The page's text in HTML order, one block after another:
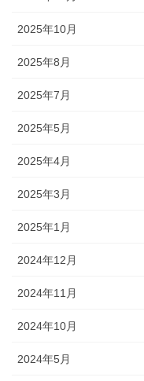
2025年10月
2025年8月
2025年7月
2025年5月
2025年4月
2025年3月
2025年1月
2024年12月
2024年11月
2024年10月
2024年5月